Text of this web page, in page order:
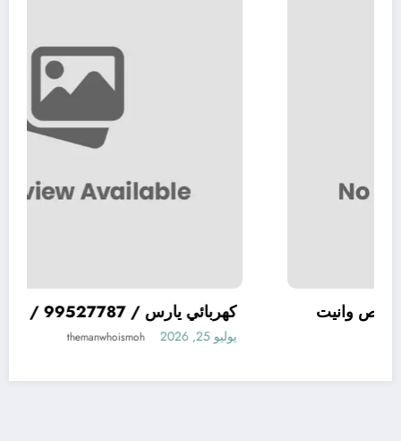
كهربائي يارس / 99527787 /
يوليو 25, 2026